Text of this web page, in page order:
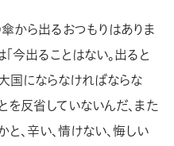
から出るおつもりはありま
「今出ることはない。出ると
国にならなければならな
を反省していないんだ、また
、辛い、情けない、悔しい